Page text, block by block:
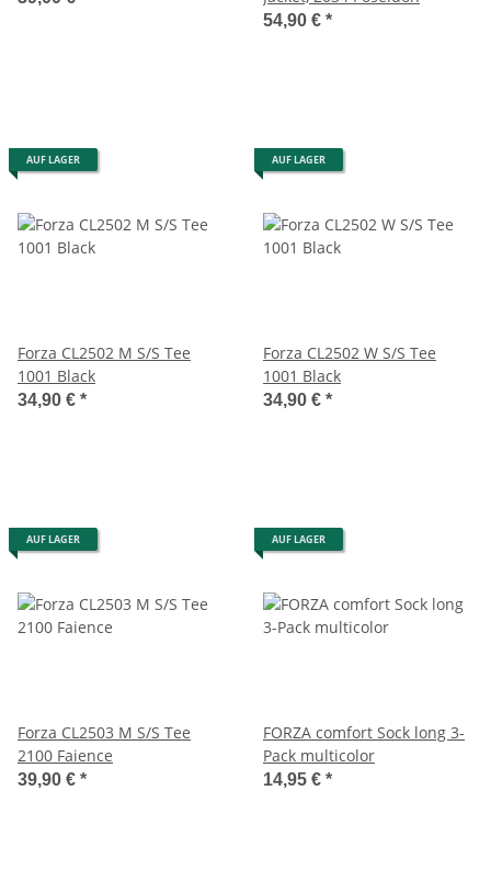
54,90 € *
AUF LAGER
Forza CL2502 M S/S Tee
1001 Black
34,90 € *
AUF LAGER
Forza CL2502 W S/S Tee
1001 Black
34,90 € *
AUF LAGER
Forza CL2503 M S/S Tee
2100 Faience
39,90 € *
AUF LAGER
FORZA comfort Sock long 3-
Pack multicolor
14,95 € *